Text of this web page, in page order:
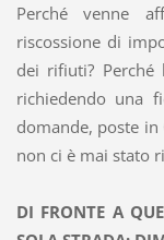
Perché venne
riscossione di
dei rifiuti?
richiedendo una
domande, poste in
non ci è mai stato
DI FRONTE A